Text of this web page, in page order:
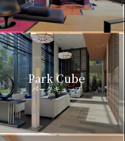
Park Cube
パークキューブ